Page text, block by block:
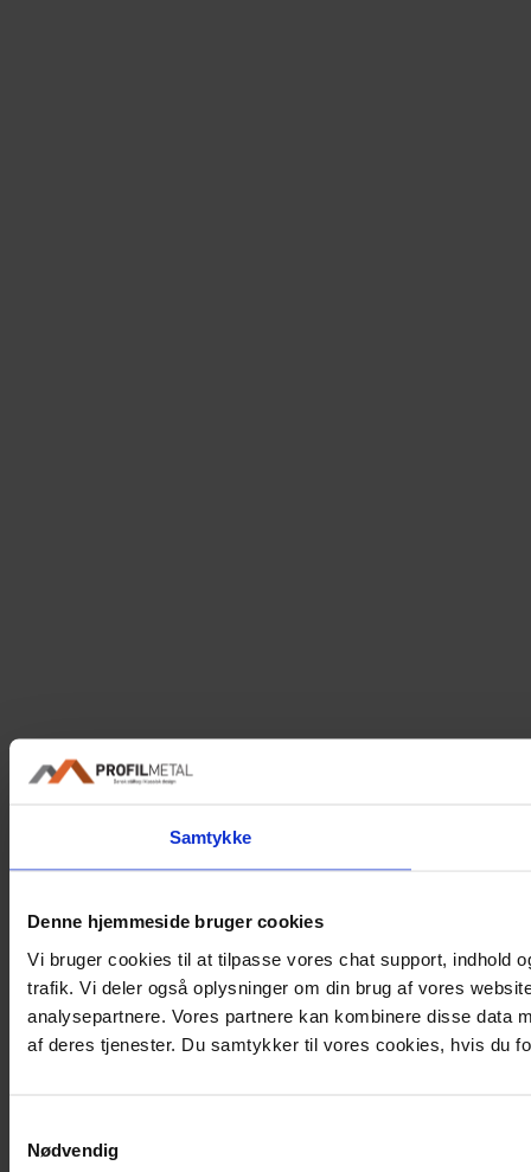
Samtykke
Denne hjemmeside bruger cookies
Vi bruger cookies til at tilpasse vores chat support, indhold
trafik. Vi deler også oplysninger om din brug af vores
analysepartnere. Vores partnere kan kombinere disse data
af deres tjenester. Du samtykker til vores cookies, hvis du
Nødvendig